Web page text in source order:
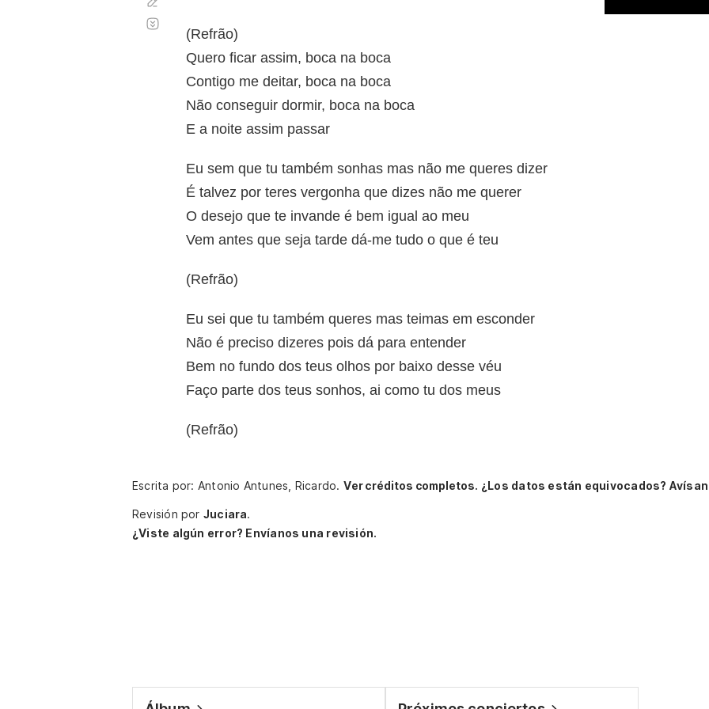
(Refrão)
Quero ficar assim, boca na boca
Contigo me deitar, boca na boca
Não conseguir dormir, boca na boca
E a noite assim passar
Eu sem que tu também sonhas mas não me queres dizer
É talvez por teres vergonha que dizes não me querer
O desejo que te invande é bem igual ao meu
Vem antes que seja tarde dá-me tudo o que é teu
(Refrão)
Eu sei que tu também queres mas teimas em esconder
Não é preciso dizeres pois dá para entender
Bem no fundo dos teus olhos por baixo desse véu
Faço parte dos teus sonhos, ai como tu dos meus
(Refrão)
automático
Escrita por: Antonio Antunes, Ricardo. Ver créditos completos. ¿Los datos están equivocados?
Revisión por Juciara.
¿Viste algún error? Envíanos una revisión.